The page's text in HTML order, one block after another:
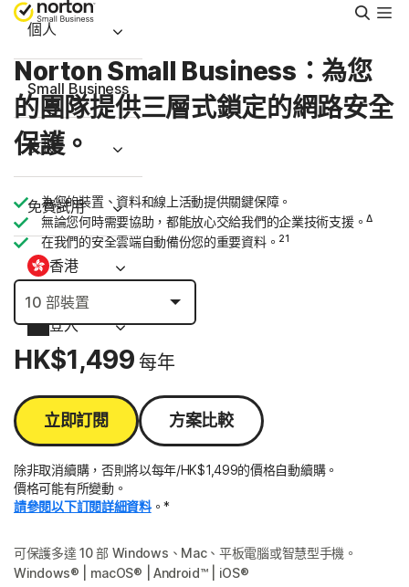
搜
尋
個人
Small Business
支援
免費試用
香港
登入
Norton Small Business：為您
的團隊提供三層式鎖定的網路安全
保護。
為您的裝置、資料和線上活動提供關鍵保障。
無論您何時需要協助，都能放心交給我們的企業技術支援。Δ
在我們的安全雲端自動備份您的重要資料。 21
HK$1,499 每年
立即訂閱 方案比較
除非取消續購，否則將以每年/HK$1,499的價格自動續購。
價格可能有所變動。
請參閱以下訂閱詳細資料。*
可保護多達 10 部 Windows、Mac、平板電腦或智慧型手機。
Windows® | macOS® | Android™ | iOS®